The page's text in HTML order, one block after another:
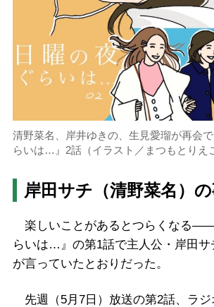
清野菜名、岸井ゆきの、生見愛瑠が再会
らいは…』2話（イラスト／まつもとりえ
岸田サチ（清野菜名）
楽しいことがあるとつらくなる
らいは…』の第1話で主人公・岸田サ
が言っていたとおりだった。
先週（5月7日）放送の第2話、ラジ